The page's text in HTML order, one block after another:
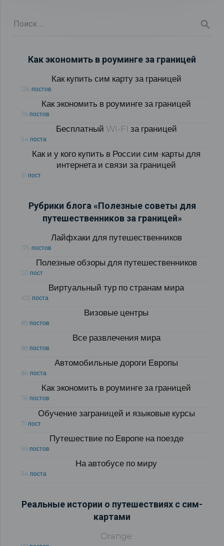
Как экономить в роуминге за границей
Как купить сим карту за границей
126 постов
Как экономить в роуминге за границей
76 постов
Бесплатный WI-FI за границей
54 поста
Как и у кого купить в России сим-карты для
интернета и связи за границей
51 пост
Рубрики блога «Полезные советы для
путешественников за границей»
Лайфхаки для путешественников
175 постов
Полезные обзоры для путешественников
121 пост
Виртуальный тур по странам мира
103 поста
Визовые центры
89 постов
Все развлечения мира
88 постов
Автомобильные дороги Европы
84 поста
Как экономить в роуминге за границей
76 постов
Обучение заграницей и языковые курсы
71 пост
Путешествие по Европе на поезде
69 постов
На автобусе по миру
54 поста
Реальные истории о путешествиях с сим-
картами
Orange